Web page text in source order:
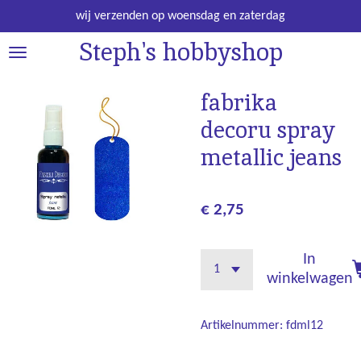
direct
naar
Steph's hobbyshop
wij verzenden op woensdag en zaterdag
fabrika
decoru spray
metallic jeans
€ 2,75
In
winkelwagen
Artikelnummer: fdml12